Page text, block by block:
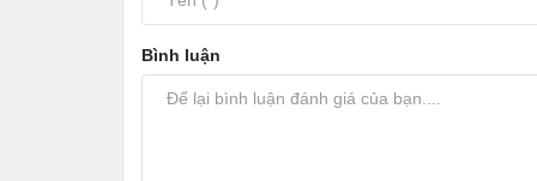
Ánh Trăng Không Hiểu Lòng Tôi - Tập 27
Bình luận